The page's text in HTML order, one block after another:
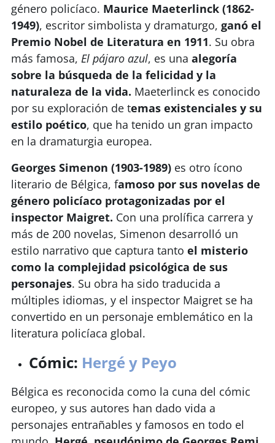
género policíaco. Maurice Maeterlinck (1862-
1949), escritor simbolista y dramaturgo, ganó el
Premio Nobel de Literatura en 1911. Su obra
más famosa, El pájaro azul, es una alegoría
sobre la búsqueda de la felicidad y la
naturaleza de la vida. Maeterlinck es conocido
por su exploración de temas existenciales y su
estilo poético, que ha tenido un gran impacto
en la dramaturgia europea.
Georges Simenon (1903-1989) es otro ícono
literario de Bélgica, famoso por sus novelas de
género policíaco protagonizadas por el
inspector Maigret. Con una prolífica carrera y
más de 200 novelas, Simenon desarrolló un
estilo narrativo que captura tanto el misterio
como la complejidad psicológica de sus
personajes. Su obra ha sido traducida a
múltiples idiomas, y el inspector Maigret se ha
convertido en un personaje emblemático en la
literatura policíaca global.
Cómic: Hergé y Peyo
Bélgica es reconocida como la cuna del cómic
europeo, y sus autores han dado vida a
personajes entrañables y famosos en todo el